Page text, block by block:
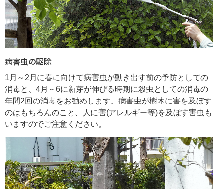
病害虫の駆除
1月～2月に春に向けて病害虫が動き出す前の予防としての
消毒と、4月～6に新芽が伸びる時期に殺虫としての消毒の
年間2回の消毒をお勧めします。病害虫が樹木に害を及ぼす
のはもちろんのこと、人に害(アレルギー等)を及ぼす害虫も
いますのでご注意ください。